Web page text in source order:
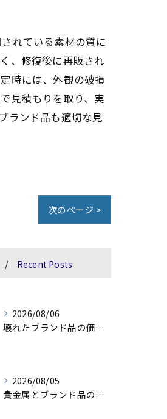
れている素材の質に
、修復後に再販され
時には、外観の破損
見積もりを取り、実
ランド品も適切な見
次のページ >
Recent Posts
2026/08/06
壊れたブランド品の価値を見極める技術とは
2026/08/05
貴金属とブランド品の価値変動を見極める方法